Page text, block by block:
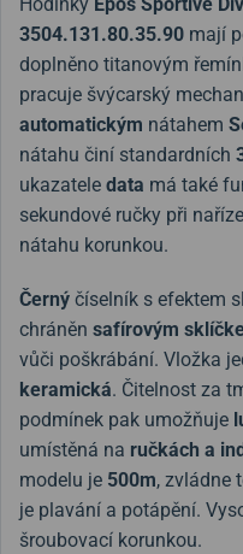
3504.131.80.35.90 mají
doplněno titanovým
pracuje švýcarský
automatickým nátahem
nátahu činí standardních
ukazatele data má také
sekundové ručky při
nátahu korunkou.
Černý číselník s efektem
chráněn safírovým
vůči poškrábání. Vložka
keramická. Čitelnost za
podmínek pak umožňuje
umístěná na ručkách a
modelu je 500m, zvládne
je plavání a potápění.
šroubovací korunkou.